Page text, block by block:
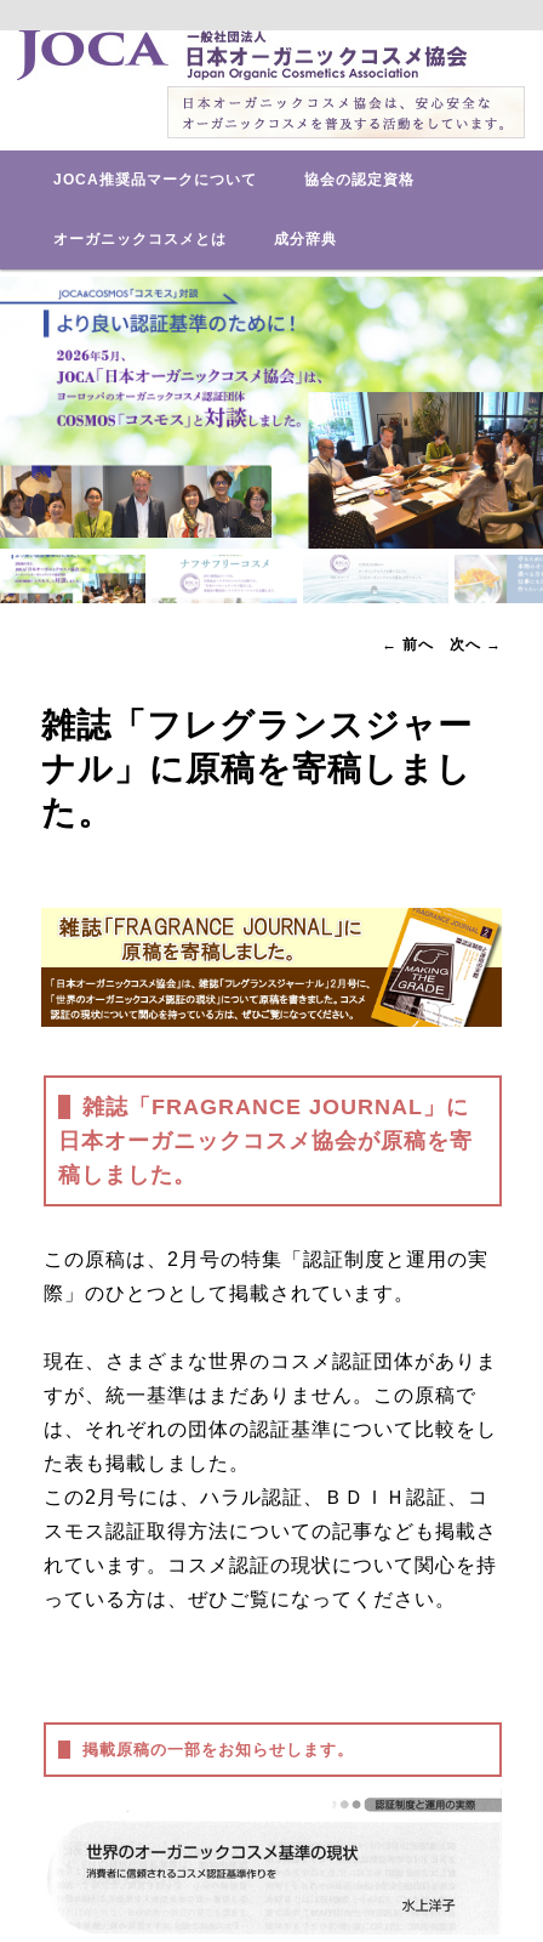
日本オーガニックコスメ協会
安心安全なオーガニックコスメを普及する活動をしています。
ニ
メ
イ
コ
ン
テ
ン
ツ
へ
JOCA推奨品マークについて 協会の認定資格
オーガニックコスメとは 成分辞典
投
ビ
ー
← 前へ 次へ →
雑誌「フレグランスジャー
ナル」に原稿を寄稿しまし
た。
雑誌「FRAGRANCE JOURNAL」に
日本オーガニックコスメ協会が原稿を寄
稿しました。
この原稿は、2月号の特集「認証制度と運用の実
際」のひとつとして掲載されています。
現在、さまざまな世界のコスメ認証団体がありま
すが、統一基準はまだありません。この原稿で
は、それぞれの団体の認証基準について比較をし
た表も掲載しました。
この2月号には、ハラル認証、ＢＤＩＨ認証、コ
スモス認証取得方法についての記事なども掲載さ
れています。コスメ認証の現状について関心を持
っている方は、ぜひご覧になってください。
掲載原稿の一部をお知らせします。